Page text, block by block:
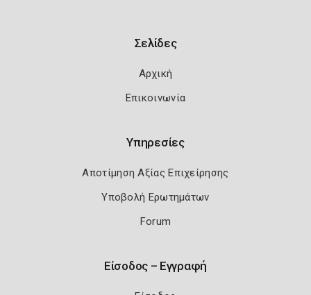
Σελίδες
Αρχική
Επικοινωνία
Υπηρεσίες
Αποτίμηση Αξίας Επιχείρησης
Υποβολή Ερωτημάτων
Forum
Είσοδος – Εγγραφή